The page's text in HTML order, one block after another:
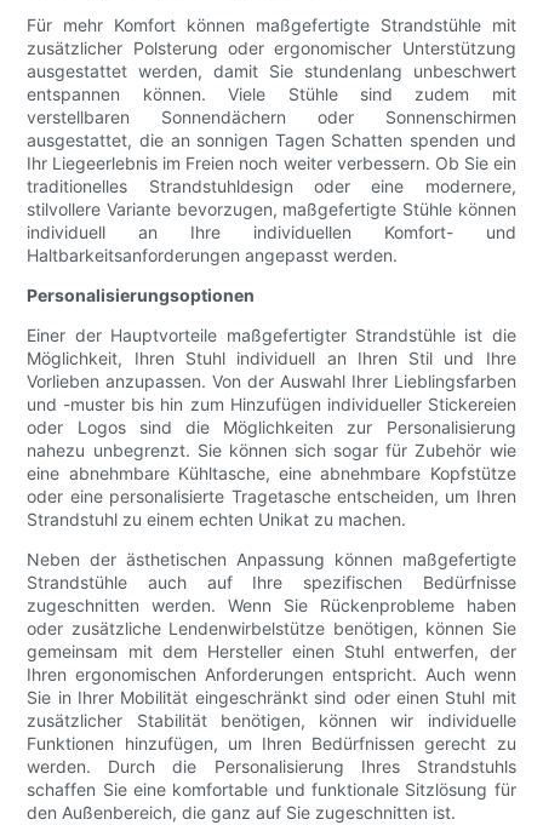
Für mehr Komfort können maßgefertigte Strandstühle mit
zusätzlicher Polsterung oder ergonomischer Unterstützung
ausgestattet werden, damit Sie stundenlang unbeschwert
entspannen können. Viele Stühle sind zudem mit
verstellbaren Sonnendächern oder Sonnenschirmen
ausgestattet, die an sonnigen Tagen Schatten spenden und
Ihr Liegeerlebnis im Freien noch weiter verbessern. Ob Sie ein
traditionelles Strandstuhldesign oder eine modernere,
stilvollere Variante bevorzugen, maßgefertigte Stühle können
individuell an Ihre individuellen Komfort- und
Haltbarkeitsanforderungen angepasst werden.
Personalisierungsoptionen
Einer der Hauptvorteile maßgefertigter Strandstühle ist die
Möglichkeit, Ihren Stuhl individuell an Ihren Stil und Ihre
Vorlieben anzupassen. Von der Auswahl Ihrer Lieblingsfarben
und -muster bis hin zum Hinzufügen individueller Stickereien
oder Logos sind die Möglichkeiten zur Personalisierung
nahezu unbegrenzt. Sie können sich sogar für Zubehör wie
eine abnehmbare Kühltasche, eine abnehmbare Kopfstütze
oder eine personalisierte Tragetasche entscheiden, um Ihren
Strandstuhl zu einem echten Unikat zu machen.
Neben der ästhetischen Anpassung können maßgefertigte
Strandstühle auch auf Ihre spezifischen Bedürfnisse
zugeschnitten werden. Wenn Sie Rückenprobleme haben
oder zusätzliche Lendenwirbelstütze benötigen, können Sie
gemeinsam mit dem Hersteller einen Stuhl entwerfen, der
Ihren ergonomischen Anforderungen entspricht. Auch wenn
Sie in Ihrer Mobilität eingeschränkt sind oder einen Stuhl mit
zusätzlicher Stabilität benötigen, können wir individuelle
Funktionen hinzufügen, um Ihren Bedürfnissen gerecht zu
werden. Durch die Personalisierung Ihres Strandstuhls
schaffen Sie eine komfortable und funktionale Sitzlösung für
den Außenbereich, die ganz auf Sie zugeschnitten ist.